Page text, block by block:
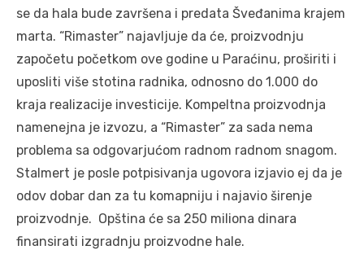
se da hala bude završena i predata Šveđanima krajem
marta. “Rimaster” najavljuje da će, proizvodnju
započetu početkom ove godine u Paraćinu, proširiti i
uposliti više stotina radnika, odnosno do 1.000 do
kraja realizacije investicije. Kompeltna proizvodnja
namenejna je izvozu, a “Rimaster” za sada nema
problema sa odgovarjućom radnom radnom snagom.
Stalmert je posle potpisivanja ugovora izjavio ej da je
odov dobar dan za tu komapniju i najavio širenje
proizvodnje. Opština će sa 250 miliona dinara
finansirati izgradnju proizvodne hale.